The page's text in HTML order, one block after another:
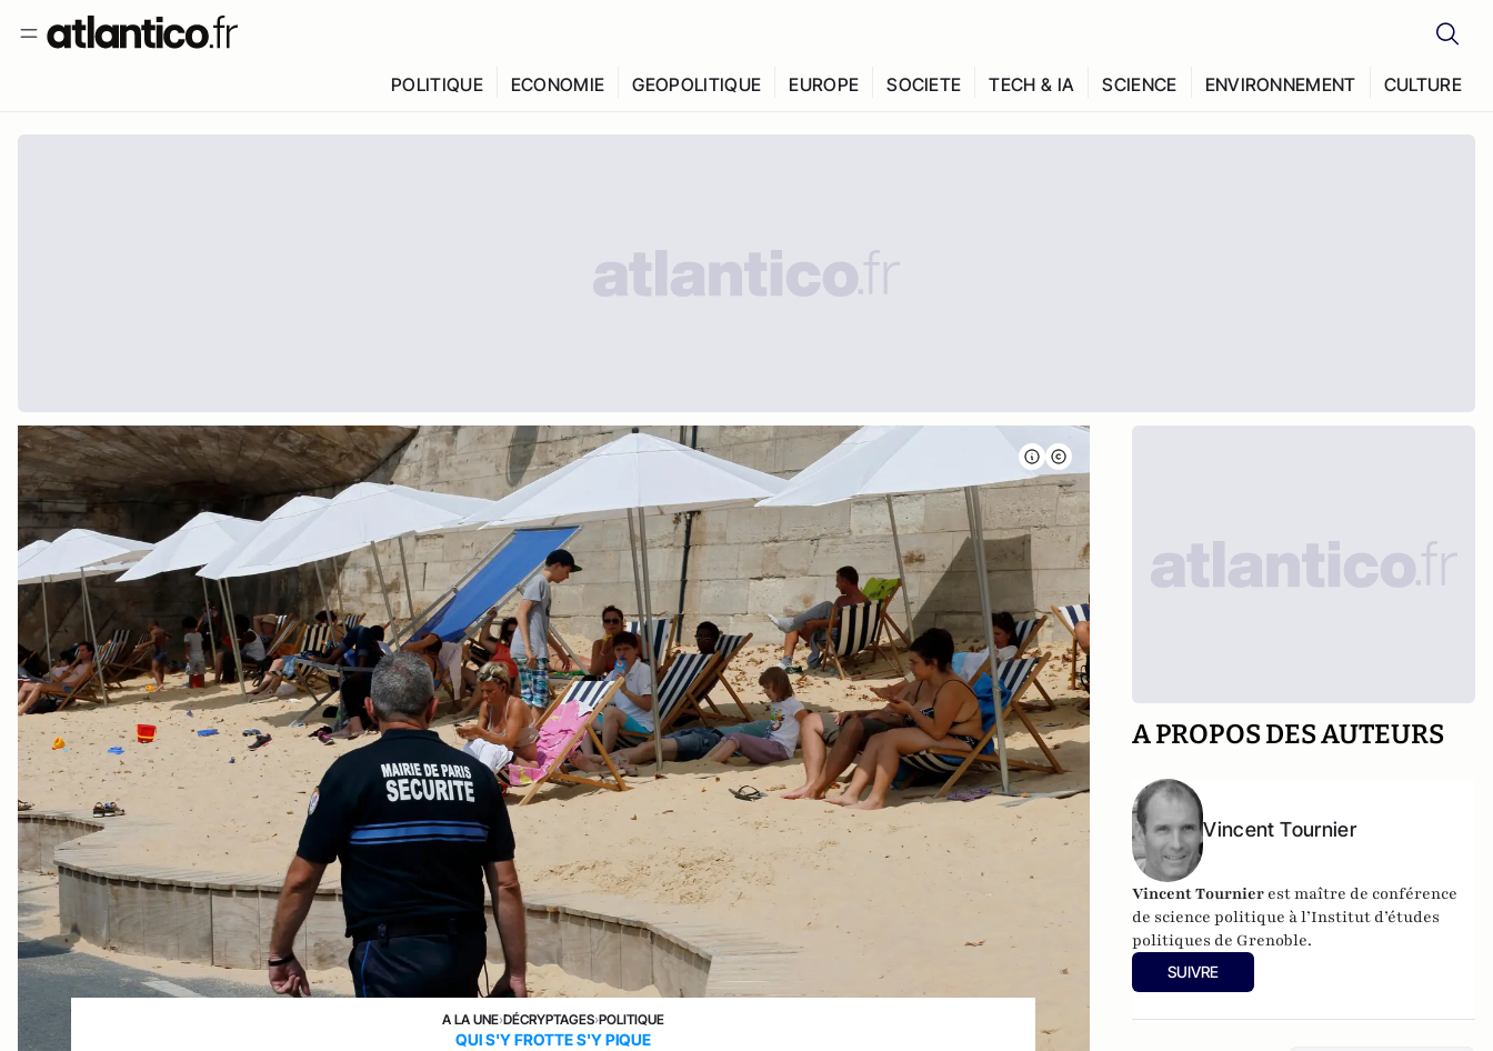
POLITIQUE ECONOMIE GEOPOLITIQUE EUROPE SOCIETE TECH & IA SCIENCE ENVIRONNEMENT CULTURE
A LA UNE›DÉCRYPTAGES›POLITIQUE
QUI S'Y FROTTE S'Y PIQUE
A PROPOS DES AUTEURS
Vincent Tournier
Vincent Tournier est maître de conférence
de science politique à l’Institut d’études
politiques de Grenoble.
SUIVRE